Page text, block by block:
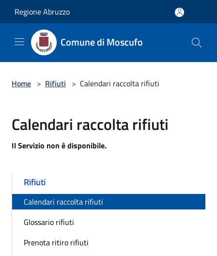
Regione Abruzzo
Comune di Moscufo
Home > Rifiuti > Calendari raccolta rifiuti
Calendari raccolta rifiuti
Il Servizio non è disponibile.
Rifiuti
Calendari raccolta rifiuti
Glossario rifiuti
Prenota ritiro rifiuti